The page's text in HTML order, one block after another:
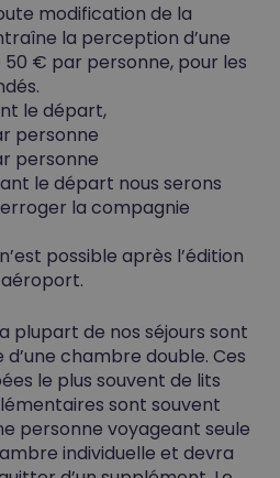
modification de la
la perception d’une
€ par personne, pour les
le départ,
personne
personne
le départ nous serons
la compagnie
possible après l’édition
plupart de nos séjours sont
chambre double. Ces
le plus souvent de lits
sont souvent
personne voyageant seule
individuelle et devra